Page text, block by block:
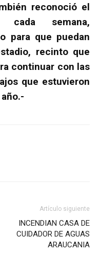
reconoció el
semana,
para que puedan
recinto que
continuar con las
que estuvieron
Artículo siguiente
INCENDIAN CASA DE
CUIDADOR DE AGUAS
ARAUCANIA